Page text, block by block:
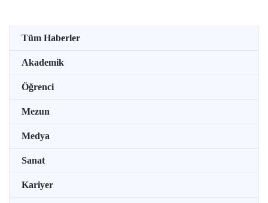
Tüm Haberler
Akademik
Öğrenci
Mezun
Medya
Sanat
Kariyer